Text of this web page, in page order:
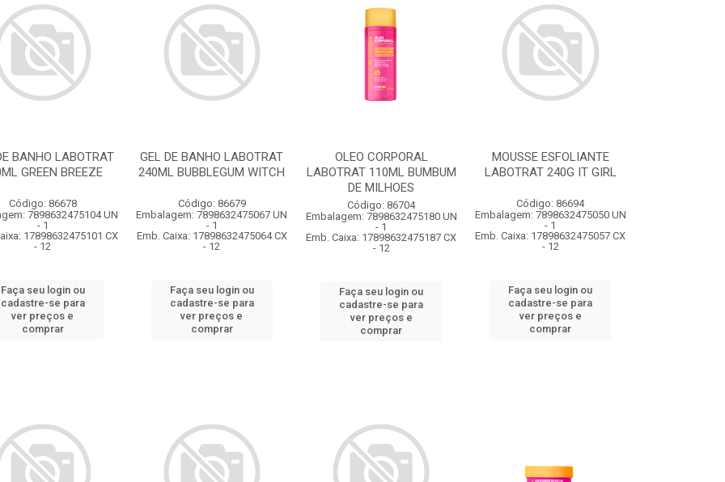
BANHO LABOTRAT
GREEN BREEZE
Código: 86678
7898632475104 UN
- 1
17898632475101 CX
- 12
Faça seu login ou
cadastre-se para
ver preços e
comprar
GEL DE BANHO LABOTRAT
240ML BUBBLEGUM WITCH
Código: 86679
Embalagem: 7898632475067 UN
- 1
Emb. Caixa: 17898632475064 CX
- 12
Faça seu login ou
cadastre-se para
ver preços e
comprar
OLEO CORPORAL
LABOTRAT 110ML BUMBUM
DE MILHOES
Código: 86704
Embalagem: 7898632475180 UN
- 1
Emb. Caixa: 17898632475187 CX
- 12
Faça seu login ou
cadastre-se para
ver preços e
comprar
MOUSSE ESFOLIANTE
LABOTRAT 240G IT GIRL
Código: 86694
Embalagem: 7898632475050 UN
- 1
Emb. Caixa: 17898632475057 CX
- 12
Faça seu login ou
cadastre-se para
ver preços e
comprar